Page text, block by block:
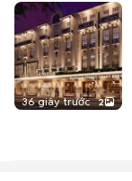
36 giây trước 2